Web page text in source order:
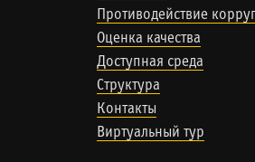
Противодействие
Оценка качества
Доступная среда
Структура
Контакты
Виртуальный тур